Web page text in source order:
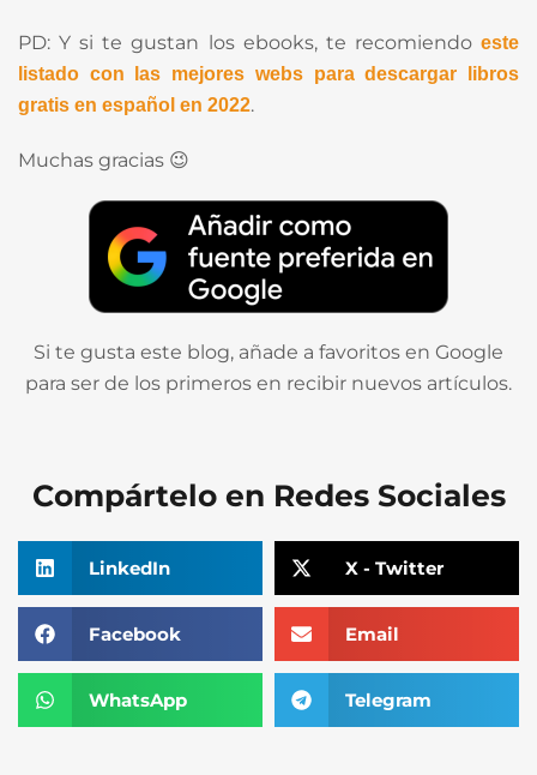
PD: Y si te gustan los ebooks, te recomiendo este
listado con las mejores webs para descargar libros
gratis en español en 2022.
Muchas gracias 😉
Si te gusta este blog, añade a favoritos en Google
para ser de los primeros en recibir nuevos artículos.
Compártelo en Redes Sociales
LinkedIn X - Twitter
Facebook Email
WhatsApp Telegram